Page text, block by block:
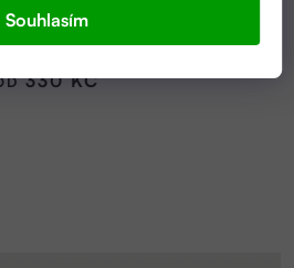
Souhlasím
MAST | ALMA
produktu
330 KČ